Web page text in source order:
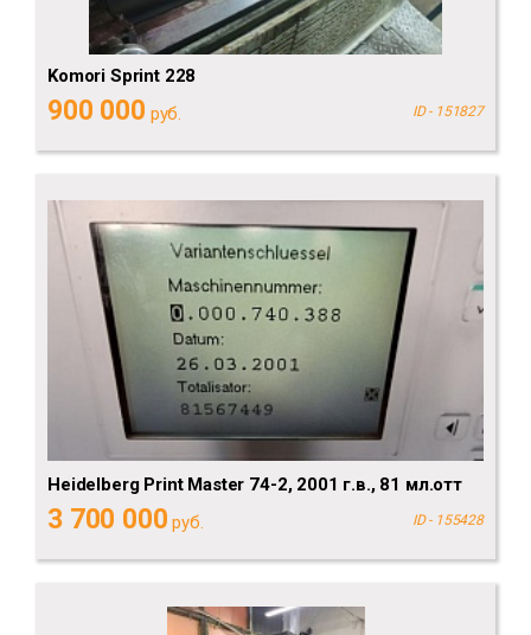
Komori Sprint 228
900 000 руб. ID - 151827
Heidelberg Рrint Мaster 74-2, 2001 г.в., 81 мл.отт
3 700 000 руб. ID - 155428